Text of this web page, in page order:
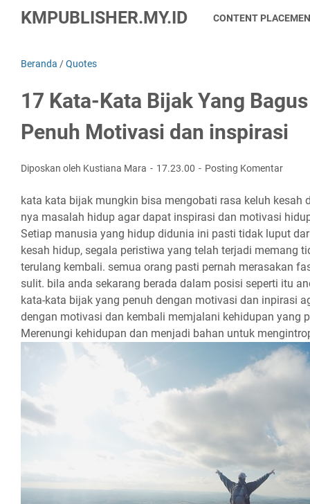
KMPUBLISHER.MY.ID CONTENT
Beranda /Quotes
17 Kata-Kata Bijak Yang
Penuh Motivasi dan inspirasi
Diposkan oleh Kustiana Mara 17.23.00 Posting Komentar
kata kata bijak mungkin bisa mengobati rasa keluh kesah
nya masalah hidup agar dapat inspirasi dan motivasi
Setiap manusia yang hidup didunia ini pasti tidak luput
kesah hidup, segala peristiwa yang telah terjadi memang
terulang kembali. semua orang pasti pernah merasakan
sulit. bila anda sekarang berada dalam posisi seperti itu
kata-kata bijak yang penuh dengan motivasi dan inpirasi
dengan motivasi dan kembali memjalani kehidupan yang
Merenungi kehidupan dan menjadi bahan untuk